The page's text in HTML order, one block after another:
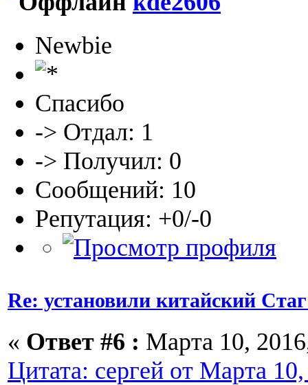
Newbie
Спасибо
-> Отдал: 1
-> Получил: 0
Сообщений: 10
Репутация: +0/-0
Re: установили китайский
« Ответ #6 : Марта 10,
Цитата: сергей от Марта